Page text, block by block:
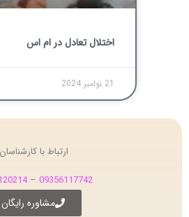
اختلال تعادل در ام اس
21 نوامبر 2024
ارتباط با
09356117742
–
مشاوره رایگان